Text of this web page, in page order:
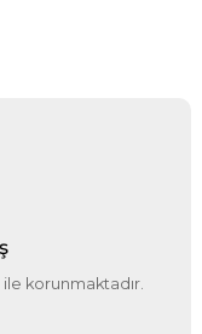
korunmaktadır.